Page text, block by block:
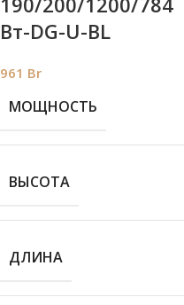
Вт-DG-U-BL
961 Br
МОЩНОСТЬ
ВЫСОТА
ДЛИНА